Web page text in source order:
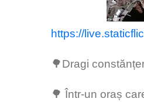
https://
🌳Dragi
🌳 Într-un oraș